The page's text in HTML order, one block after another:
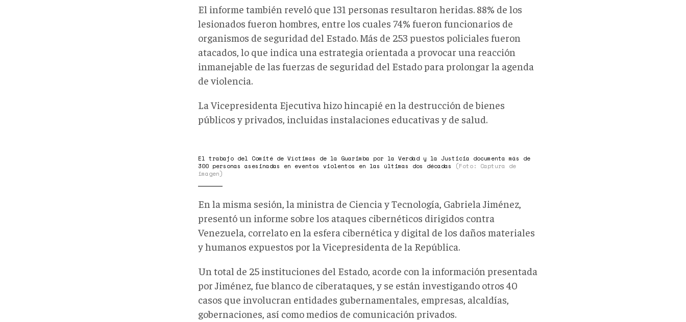
El informe también reveló que 131 personas resultaron heridas. 88% de los
lesionados fueron hombres, entre los cuales 74% fueron funcionarios de
organismos de seguridad del Estado. Más de 253 puestos policiales fueron
atacados, lo que indica una estrategia orientada a provocar una reacción
inmanejable de las fuerzas de seguridad del Estado para prolongar la agenda
de violencia.
La Vicepresidenta Ejecutiva hizo hincapié en la destrucción de bienes
públicos y privados, incluidas instalaciones educativas y de salud.
El trabajo del Comité de Víctimas de la Guarimba por la Verdad y la Justicia documenta más de
300 personas asesinadas en eventos violentos en las últimas dos décadas
(Foto: Captura de
imagen)
En la misma sesión, la ministra de Ciencia y Tecnología, Gabriela Jiménez,
presentó un informe sobre los ataques cibernéticos dirigidos contra
Venezuela, correlato en la esfera cibernética y digital de los daños materiales
y humanos expuestos por la Vicepresidenta de la República.
Un total de 25 instituciones del Estado, acorde con la información presentada
por Jiménez, fue blanco de ciberataques, y se están investigando otros 40
casos que involucran entidades gubernamentales, empresas, alcaldías,
gobernaciones, así como medios de comunicación privados.